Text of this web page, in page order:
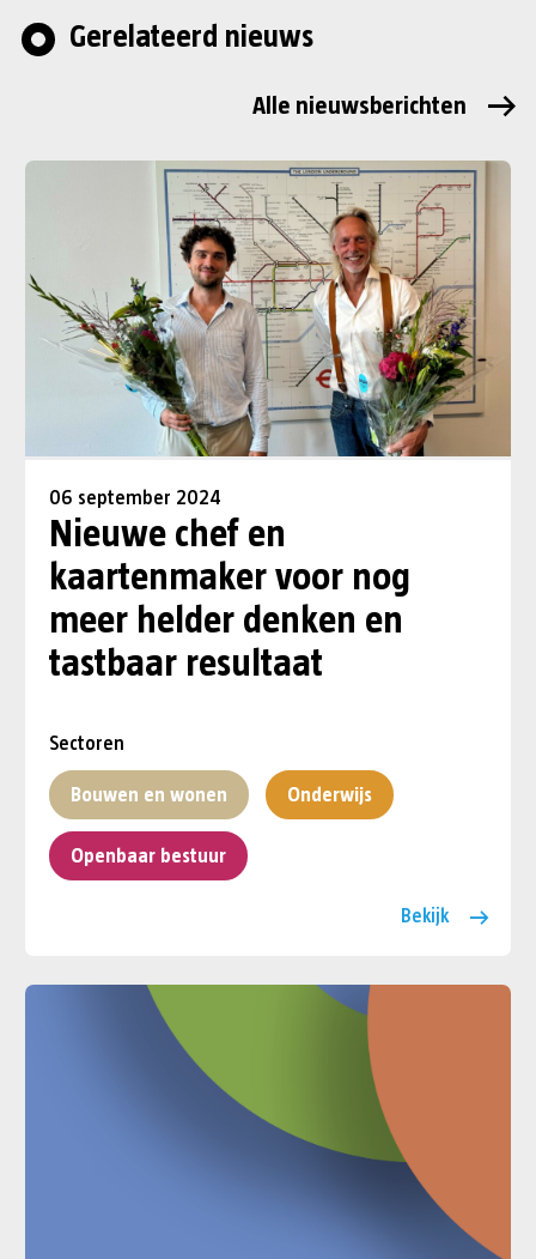
Gerelateerd nieuws
Alle nieuwsberichten
06 september 2024
Nieuwe chef en
kaartenmaker voor nog
meer helder denken en
tastbaar resultaat
Sectoren
Bouwen en wonen Onderwijs
Openbaar bestuur
Bekijk